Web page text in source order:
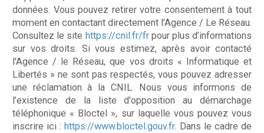
données. Vous pouvez retirer votre consentement à tout
moment en contactant directement l’Agence / Le Réseau.
Consultez le site https://cnil.fr/frpour plus d’informations
sur vos droits. Si vous estimez, après avoir contacté
l'Agence / le Réseau, que vos droits « Informatique et
Libertés » ne sont pas respectés, vous pouvez adresser
une réclamation à la CNIL. Nous vous informons de
l’existence de la liste d'opposition au démarchage
téléphonique « Bloctel », sur laquelle vous pouvez vous
inscrire ici :https://www.bloctel.gouv.fr. Dans le cadre de